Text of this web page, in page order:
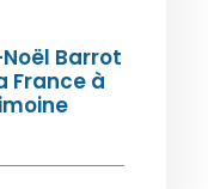
Barrot
France à